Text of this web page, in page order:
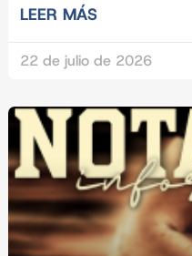
LEER MÁS
22 de julio de 2026